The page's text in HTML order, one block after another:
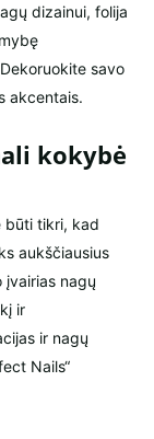
dizainui, folija
savo
akcentais.
kokybė
būti tikri, kad
aukščiausius
įvairias nagų
ir
ir nagų
Nails“